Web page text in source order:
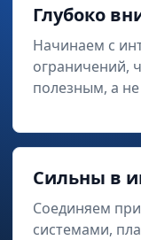
Глубоко
Начинаем с
ограничений,
полезным, а
Сильны в
Соединяем
системами,